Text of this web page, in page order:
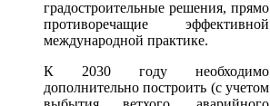
градостроительные решения, прямо
противоречащие эффективной
международной практике.
К 2030 году необходимо
дополнительно построить (с учетом